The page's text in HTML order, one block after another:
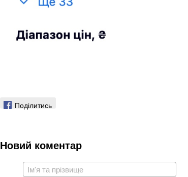
Поділитись
Новий коментар